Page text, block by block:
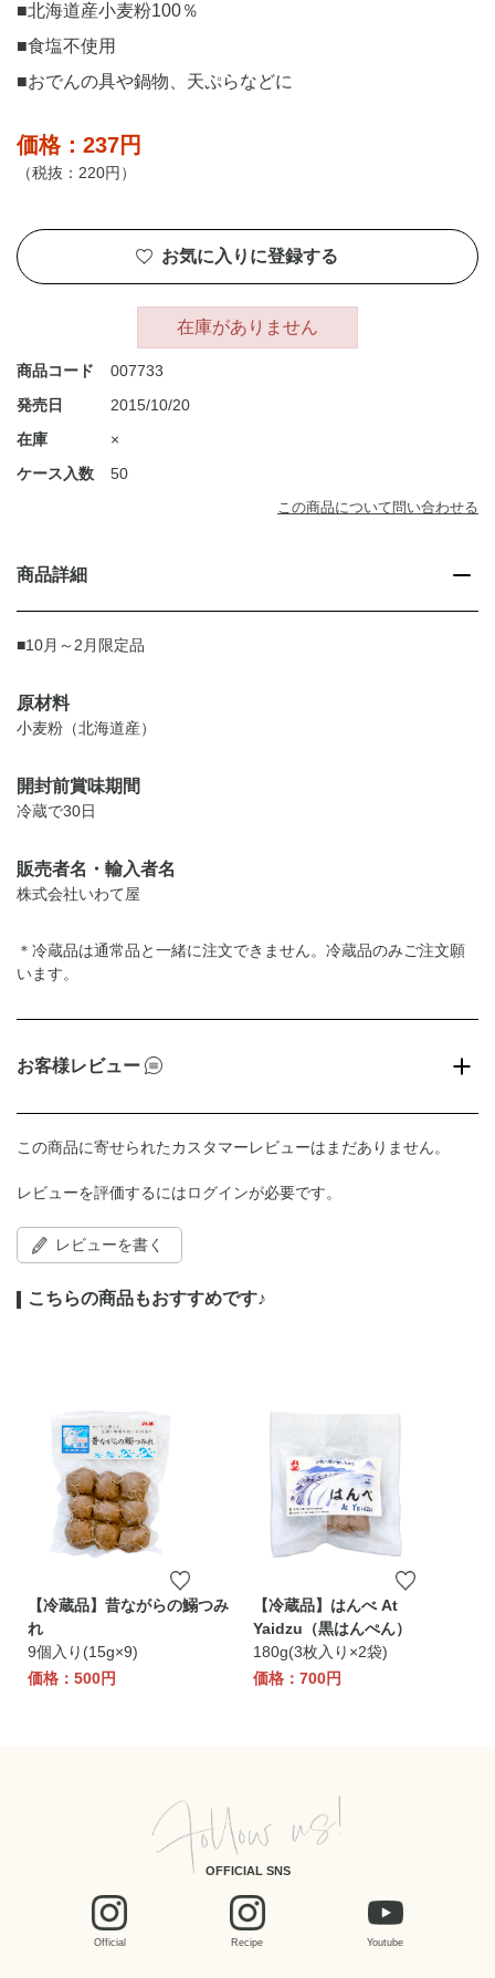
■北海道産小麦粉100％
■食塩不使用
■おでんの具や鍋物、天ぷらなどに
価格：237円
（税抜：220円）
お気に入りに登録する
在庫がありません
商品コード
007733
発売日
2015/10/20
在庫
×
ケース入数
50
この商品について問い合わせる
商品詳細
■10月～2月限定品
原材料
小麦粉（北海道産）
開封前賞味期間
冷蔵で30日
販売者名・輸入者名
株式会社いわて屋
＊冷蔵品は通常品と一緒に注文できません。冷蔵品のみご注文願
います。
お客様レビュー
この商品に寄せられたカスタマーレビューはまだありません。
レビューを評価するにはログインが必要です。
レビューを書く
こちらの商品もおすすめです♪
【冷蔵品】昔ながらの鰯つみ
れ
9個入り(15g×9)
価格：500円
【冷蔵品】はんべ At
Yaidzu（黒はんぺん）
180g(3枚入り×2袋)
価格：700円
OFFICIAL SNS
Official Recipe Youtube